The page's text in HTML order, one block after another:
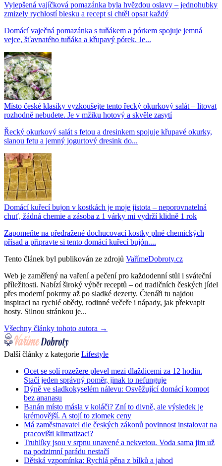
Vylepšená vajíčková pomazánka byla hvězdou oslavy – jednohubky
zmizely rychlostí blesku a recept si chtěl opsat každý
Domácí vaječná pomazánka s tuňákem a pórkem spojuje jemná
vejce, šťavnatého tuňáka a křupavý pórek. Je...
Místo české klasiky vyzkoušejte tento řecký okurkový salát – litovat
rozhodně nebudete. Je v mžiku hotový a skvěle zasytí
Řecký okurkový salát s fetou a dresinkem spojuje křupavé okurky,
slanou fetu a jemný jogurtový dresink do...
Domácí kuřecí bujon v kostkách je moje jistota – neporovnatelná
chuť, žádná chemie a zásoba z 1 várky mi vydrží klidně 1 rok
Zapomeňte na předražené dochucovací kostky plné chemických
přísad a připravte si tento domácí kuřecí bujón....
Tento článek byl publikován ze zdrojů VařímeDobroty.cz
Web je zaměřený na vaření a pečení pro každodenní stůl i sváteční
příležitosti. Nabízí široký výběr receptů – od tradičních českých jídel
přes moderní pokrmy až po sladké dezerty. Čtenáři tu najdou
inspiraci na rychlé obědy, rodinné večeře i nápady, jak překvapit
hosty. Silnou stránkou je...
Všechny články tohoto autora →
Další články z kategorie Lifestyle
Ocet se solí rozežere plevel mezi dlaždicemi za 12 hodin.
Stačí jeden správný poměr, jinak to nefunguje
Dýně ve sladkokyselém nálevu: Osvěžující domácí kompot
bez ananasu
Banán místo másla v koláči? Zní to divně, ale výsledek je
krémovější. A stojí to zlomek ceny
Má zaměstnavatel dle českých zákonů povinnost instalovat na
pracovišti klimatizaci?
Truhlíky jsou v srpnu unavené a nekvetou. Voda sama jim už
na podzimní parádu nestačí
Dětská vzpomínka: Rychlá pěna z bílků a jahod